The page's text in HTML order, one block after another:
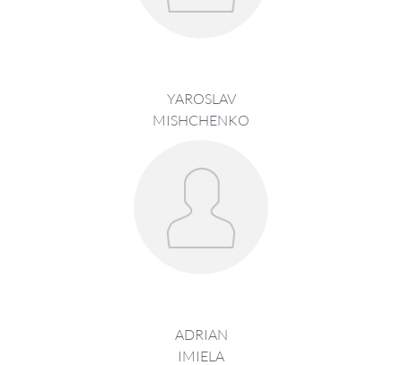
YAROSLAV
MISHCHENKO
ADRIAN
IMIELA